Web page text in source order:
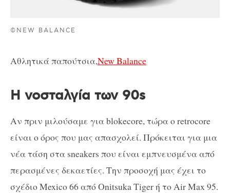
©NEW BALANCE
Αθλητικά παπούτσια,New Balance
H νοσταλγία των 90s
Αν πριν μιλούσαμε για blokecore, τώρα ο retrocore
είναι ο όρος που μας απασχολεί. Πρόκειται για μια
νέα τάση στα sneakers που είναι εμπνευσμένα από
περασμένες δεκαετίες. Την προσοχή μας έχει το
σχέδιο Mexico 66 από Onitsuka Tiger ή το Air Max 95.